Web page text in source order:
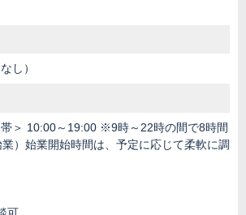
し）
帯＞ 10:00～19:00 ※9時～22時の間で8時間
）始業開始時間は、予定に応じて柔軟に調
可